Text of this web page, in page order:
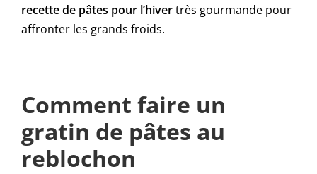
recette de pâtes pour l’hivertrès gourmande pour
affronter les grands froids.
Comment faire un
gratin de pâtes au
reblochon